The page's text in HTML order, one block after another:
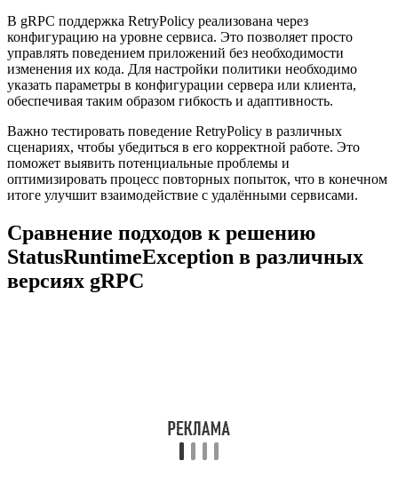
В gRPC поддержка RetryPolicy реализована через
конфигурацию на уровне сервиса. Это позволяет просто
управлять поведением приложений без необходимости
изменения их кода. Для настройки политики необходимо
указать параметры в конфигурации сервера или клиента,
обеспечивая таким образом гибкость и адаптивность.
Важно тестировать поведение RetryPolicy в различных
сценариях, чтобы убедиться в его корректной работе. Это
поможет выявить потенциальные проблемы и
оптимизировать процесс повторных попыток, что в конечном
итоге улучшит взаимодействие с удалёнными сервисами.
Сравнение подходов к решению
StatusRuntimeException в различных
версиях gRPC